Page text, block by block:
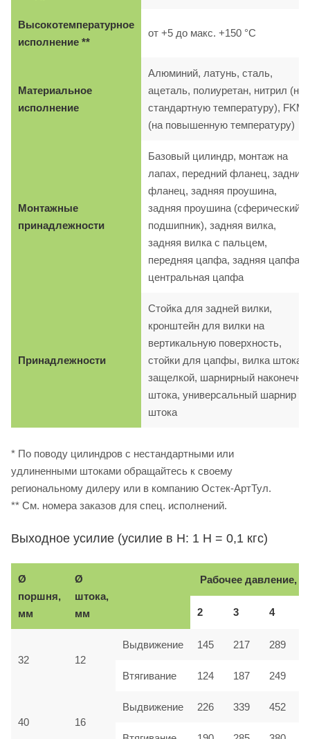
Высокотемпературное
исполнение **
от +5 до макс. +150 °C
Материальное
исполнение
Алюминий, латунь, сталь,
ацеталь, полиуретан, нитрил (на
стандартную температуру), FKM
(на повышенную температуру)
Монтажные
принадлежности
Базовый цилиндр, монтаж на
лапах, передний фланец, задний
фланец, задняя проушина,
задняя проушина (сферический
подшипник), задняя вилка,
задняя вилка с пальцем,
передняя цапфа, задняя цапфа,
центральная цапфа
Принадлежности
Стойка для задней вилки,
кронштейн для вилки на
вертикальную поверхность,
стойки для цапфы, вилка штока с
защелкой, шарнирный
штока, универсальный шарнир
штока
* По поводу цилиндров с нестандартными или
удлиненными штоками обращайтесь к своему
региональному дилеру или в компанию Остек-АртТул.
** См. номера заказов для спец. исполнений.
Выходное усилие (усилие в Н: 1 Н = 0,1 кгс)
Ø
поршня,
мм
Ø
штока,
мм
Рабочее давление,
2 3 4
32 12
Выдвижение 145 217 289
Втягивание 124 187 249
40 16
Выдвижение 226 339 452